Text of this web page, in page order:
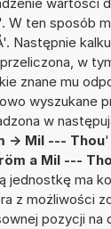
W ten sposób
Następnie
w
znane mu
wyszukane
w
-> Mil --- Thou'
a Mil ---
jednostkę ma
z możliwości
pozycji na